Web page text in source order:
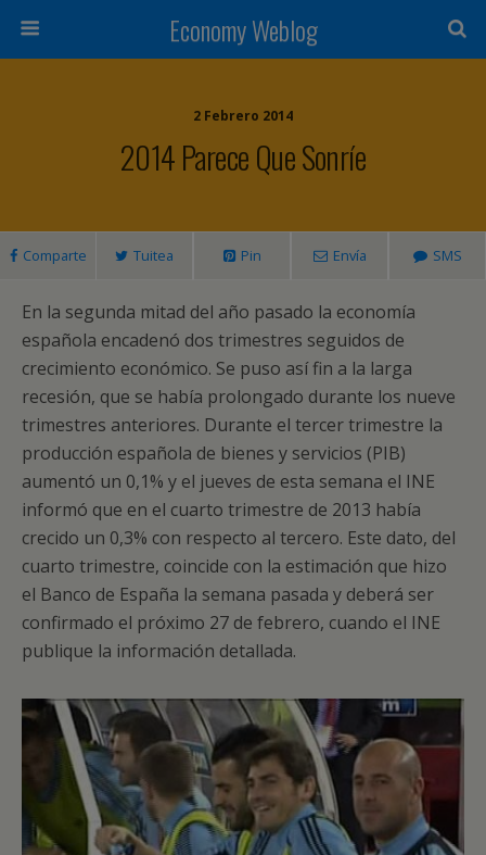
Economy Weblog
2 Febrero 2014
2014 Parece Que Sonríe
Comparte Tuitea Pin Envía SMS
En la segunda mitad del año pasado la economía
española encadenó dos trimestres seguidos de
crecimiento económico. Se puso así fin a la larga
recesión, que se había prolongado durante los nueve
trimestres anteriores. Durante el tercer trimestre la
producción española de bienes y servicios (PIB)
aumentó un 0,1% y el jueves de esta semana el INE
informó que en el cuarto trimestre de 2013 había
crecido un 0,3% con respecto al tercero. Este dato, del
cuarto trimestre, coincide con la estimación que hizo
el Banco de España la semana pasada y deberá ser
confirmado el próximo 27 de febrero, cuando el INE
publique la información detallada.